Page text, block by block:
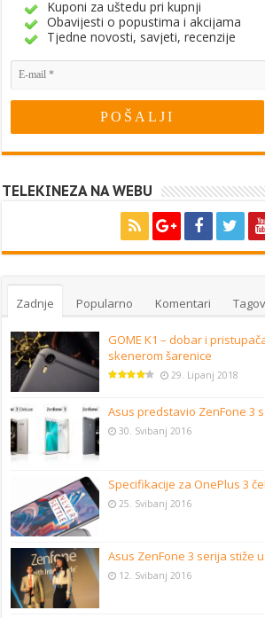
Kuponi za uštedu pri kupnji
Obavijesti o popustima i akcijama
Tjedne novosti, savjeti, recenzije
TELEKINEZA NA WEBU
Zadnje Popularno Komentari
GOME K1 – dobar i
skenerom šarenice
29. Lipanj 2018
Asus predstavio ZenFone 3
30. Svibanj 2016
Specifikacije za OnePlus 3
25. Svibanj 2016
Asus ZenFone 3 serija stiže
12. Svibanj 2016